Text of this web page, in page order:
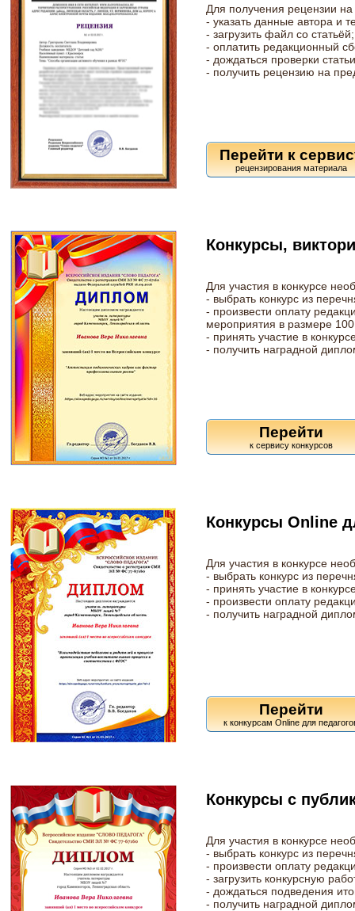
Для получения рецензии
- указать данные автора и
- загрузить файл со статьёй;
- оплатить редакционный
- дождаться проверки
- получить рецензию на
Перейти к
рецензирования материала
Конкурсы,
Для участия в конкурсе
- выбрать конкурс из
- произвести оплату
мероприятия в размере
- принять участие в
- получить наградной
Перейти
к сервису конкурсов
Конкурсы Online
Для участия в конкурсе
- выбрать конкурс из
- принять участие в
- произвести оплату
- получить наградной
Перейти
Конкурсы с
Для участия в конкурсе
- выбрать конкурс из
- произвести оплату
- загрузить конкурсную
- дождаться подведения
- получить наградной